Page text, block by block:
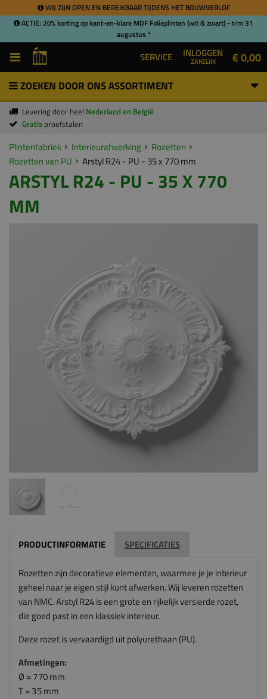
WIJ ZIJN OPEN EN BEREIKBAAR TIJDENS HET BOUWVERLOF
ACTIE: 20% korting op kant-en-klare MDF Folieplinten (wit & zwart) - t/m 31
augustus *
SERVICE INLOGGEN
ZAKELIJK € 0,00
ZOEKEN DOOR ONS ASSORTIMENT
Levering door heel Nederland en België
Gratis proefstalen
Plintenfabriek Interieurafwerking
Rozetten
Rozetten van PU
Arstyl R24 - PU - 35 x 770 mm
ARSTYL R24 - PU - 35 X 770
MM
PRODUCTINFORMATIE SPECIFICATIES
Rozetten zijn decoratieve elementen, waarmee je je interieur
geheel naar je eigen stijl kunt afwerken. Wij leveren rozetten
van NMC. Arstyl R24 is een grote en rijkelijk versierde rozet,
die goed past in een klassiek interieur.
Deze rozet is vervaardigd uit polyurethaan (PU).
Afmetingen:
Ø = 770 mm
T = 35 mm